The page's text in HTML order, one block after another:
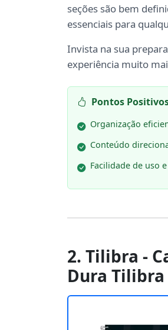
seções são bem
essenciais para
Invista na sua
experiência muito
Pontos
Organização
Conteúdo
Facilidade de uso
2. Tilibra -
Dura